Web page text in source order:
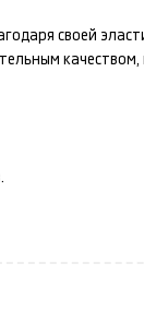
своей